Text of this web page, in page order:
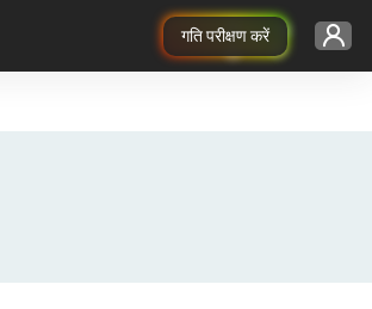
गति परीक्षण करें